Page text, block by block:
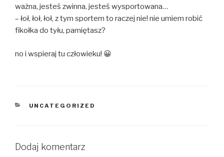
ważna, jesteś zwinna, jesteś wysportowana…
– łoł, łoł, łoł, z tym sportem to raczej nie! nie umiem robić
fikołka do tyłu, pamiętasz?
no i wspieraj tu człowieku! 😀
KATEGORIE
UNCATEGORIZED
Dodaj komentarz